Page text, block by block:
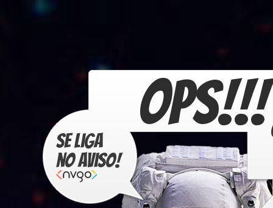
Se liga
no aviso!
OPS!!!